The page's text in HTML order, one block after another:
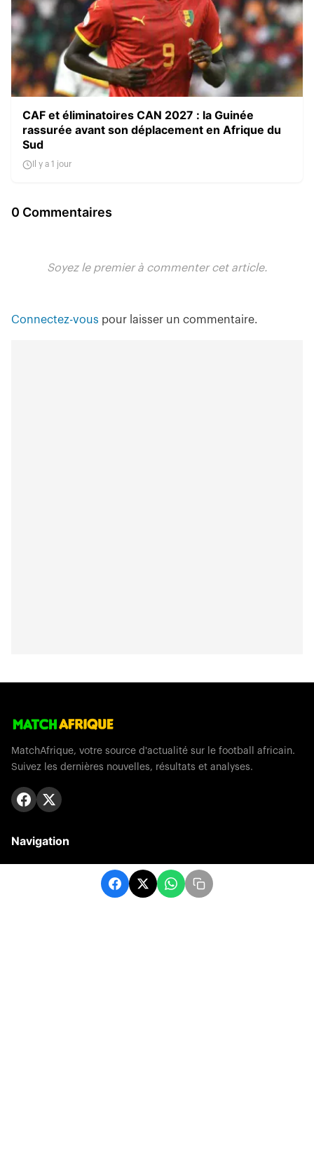
CAF et éliminatoires CAN 2027 : la Guinée
rassurée avant son déplacement en Afrique du
Sud
Il y a 1 jour
0 Commentaires
Soyez le premier à commenter cet article.
Connectez-vous pour laisser un commentaire.
MatchAfrique, votre source d'actualité sur le football africain.
Suivez les dernières nouvelles, résultats et analyses.
Navigation